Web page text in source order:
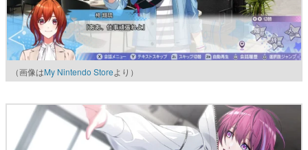
（画像はMy Nintendo Storeより）